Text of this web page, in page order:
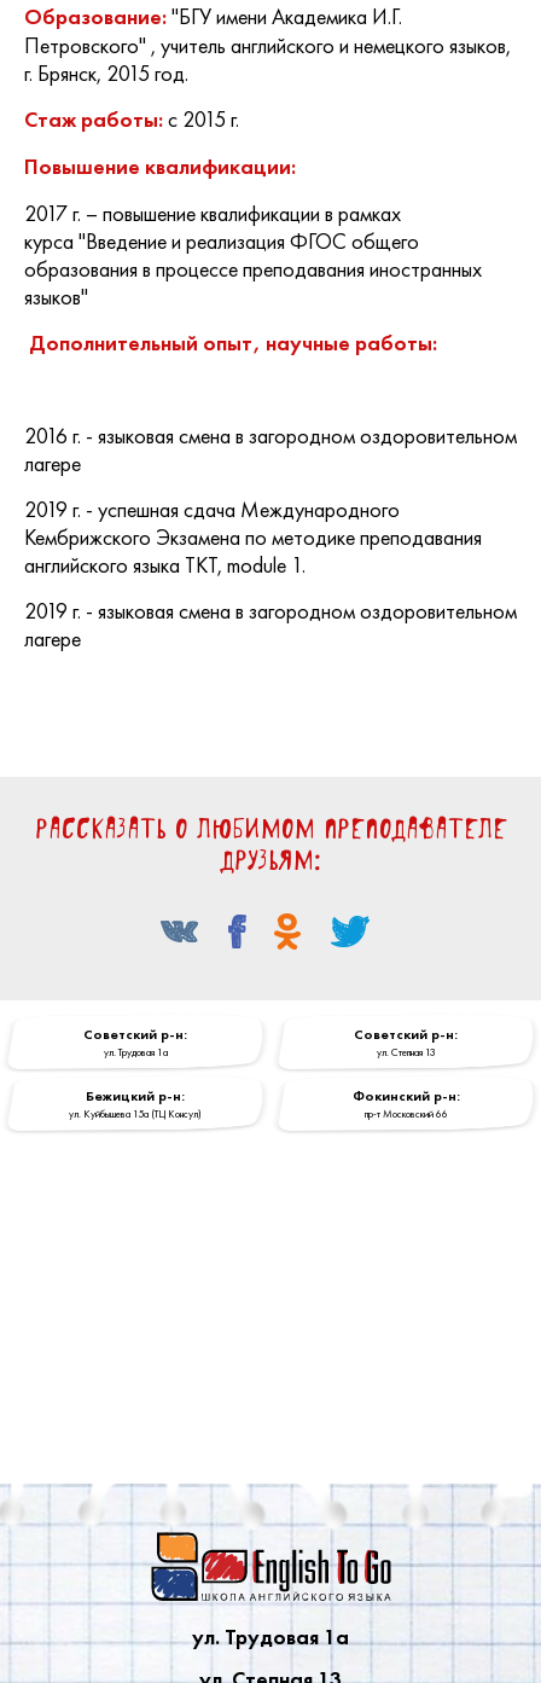
Образование:"БГУ имени Академика И.Г.
Петровского" , учитель английского и немецкого языков,
г. Брянск, 2015 год.
Стаж работы:с 2015 г.
Повышение квалификации:
2017 г. – повышение квалификации в рамках
курса "Введение и реализация ФГОС общего
образования в процессе преподавания иностранных
языков"
Дополнительный опыт, научные работы:
2016 г. - языковая смена в загородном оздоровительном
лагере
2019 г. - успешная сдача Международного
Кембрижского Экзамена по методике преподавания
английского языка TKT, module 1.
2019 г. - языковая смена в загородном оздоровительном
лагере
Рассказать о любимом преподавателе
друзьям:
Cоветский р-н:
ул. Трудовая 1a
Cоветский р-н:
ул. Степная 13
Бежицкий р-н:
ул. Куйбышева 15a (ТЦ Консул)
Фокинский р-н:
пр-т Московский 66
ул. Трудовая 1a